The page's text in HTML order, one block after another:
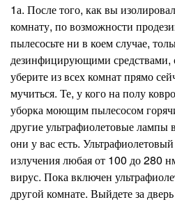
1а. После того, как вы
комнату, по возможности
пылесосьте ни в коем случае,
дезинфицирующими
уберите из всех комнат прямо
мучиться. Те, у кого на полу
уборка моющим пылесосом
другие ультрафиолетовые лампы
они у вас есть.
излучения любая от 100 до 280
вирус. Пока включен
другой комнате. Выйдете за